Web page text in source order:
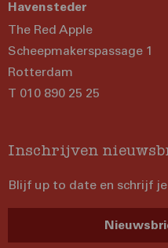
Havensteder
The Red Apple
Scheepmakerspassage 1
Rotterdam
T 010 890 25 25
Inschrijven
Blijf up to date en schrijf